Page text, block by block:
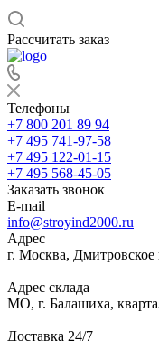
Рассчитать заказ
Телефоны
+7 800 201 89 94
+7 495 741-97-58
+7 495 122-01-15
+7 495 568-45-05
Заказать звонок
E-mail
info@stroyind2000.ru
Адрес
г. Москва, Дмитровское
Адрес склада
МО, г. Балашиха,
Доставка 24/7